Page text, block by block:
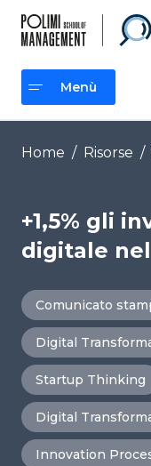
contenuto
Menù
Menù
Home / Risorse /
+1,5% gli
digitale
Comunicato
Digital
Startup Thinking
Digital
Innovation